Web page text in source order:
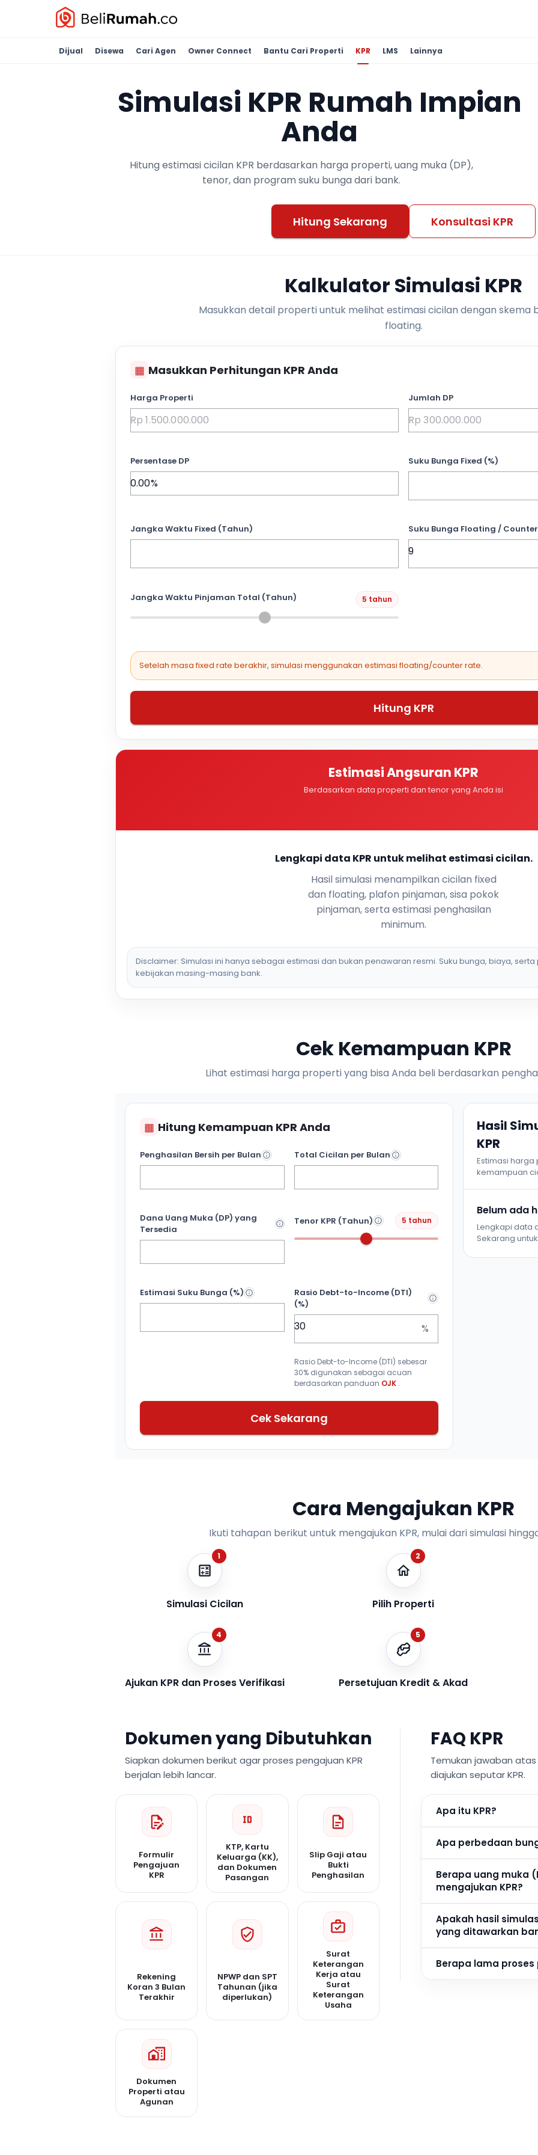
Dijual Disewa Cari Agen Owner Connect Bantu Cari Properti KPR LMS Lainnya
Simulasi KPR Rumah Impian
Anda
Hitung estimasi cicilan KPR berdasarkan harga properti, uang muka (DP),
tenor, dan program suku bunga dari bank.
Hitung Sekarang Konsultasi KPR
Kalkulator Simulasi KPR
Masukkan detail properti untuk melihat estimasi cicilan dengan skema
floating.
▦ Masukkan Perhitungan KPR Anda
Harga Properti Jumlah DP
Persentase DP Suku Bunga Fixed (%)
Jangka Waktu Fixed (Tahun) Suku Bunga Floating /
Jangka Waktu Pinjaman Total (Tahun) 5 tahun
Setelah masa fixed rate berakhir, simulasi menggunakan estimasi floating/counter rate.
Hitung KPR
Estimasi Angsuran KPR
Berdasarkan data properti dan tenor yang Anda isi
Lengkapi data KPR untuk melihat estimasi cicilan.
Hasil simulasi menampilkan cicilan fixed
dan floating, plafon pinjaman, sisa pokok
pinjaman, serta estimasi penghasilan
minimum.
Disclaimer: Simulasi ini hanya sebagai estimasi dan bukan penawaran resmi. Suku bunga, biaya,
kebijakan masing-masing bank.
Cek Kemampuan KPR
Lihat estimasi harga properti yang bisa Anda beli berdasarkan
▦ Hitung Kemampuan KPR Anda
Penghasilan Bersih per Bulan Total Cicilan per Bulan
Dana Uang Muka (DP) yang
Tersedia
Tenor KPR (Tahun) 5 tahun
Estimasi Suku Bunga (%)
Rasio Debt-to-Income (DTI)
(%)
%
Rasio Debt-to-Income (DTI) sebesar
30% digunakan sebagai acuan
berdasarkan panduan OJK .
Cek Sekarang
Hasil
KPR
Estimasi
kemampuan
Belum ada
Lengkapi data
Sekarang
Cara Mengajukan KPR
Ikuti tahapan berikut untuk mengajukan KPR, mulai dari simulasi
1
Simulasi Cicilan
2
Pilih Properti
4
Ajukan KPR dan Proses Verifikasi
5
Persetujuan Kredit & Akad
Dokumen yang Dibutuhkan
Siapkan dokumen berikut agar proses pengajuan KPR
berjalan lebih lancar.
Formulir
Pengajuan
KPR
KTP, Kartu
Keluarga (KK),
dan Dokumen
Pasangan
Slip Gaji atau
Bukti
Penghasilan
Rekening
Koran 3 Bulan
Terakhir
NPWP dan SPT
Tahunan (jika
diperlukan)
Surat
Keterangan
Kerja atau
Surat
Keterangan
Usaha
Dokumen
Properti atau
Agunan
FAQ KPR
Temukan jawaban
diajukan seputar KPR.
Apa itu KPR?
Apa perbedaan
Berapa uang muka
mengajukan KPR?
Apakah hasil
yang ditawarkan
Berapa lama proses